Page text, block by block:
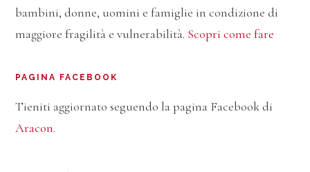
bambini, donne, uomini e famiglie in condizione di
maggiore fragilità e vulnerabilità. Scopri come fare
PAGINA FACEBOOK
Tieniti aggiornato seguendo la pagina Facebook di
Aracon.